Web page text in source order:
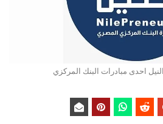
احدى مبادرات البنك المركزي